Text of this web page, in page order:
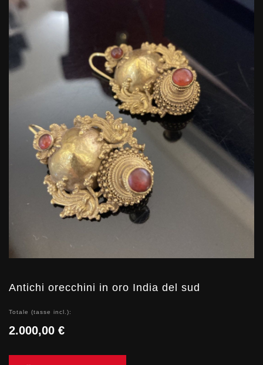
Antichi orecchini in oro India del sud
Totale (tasse incl.):
2.000,00 €